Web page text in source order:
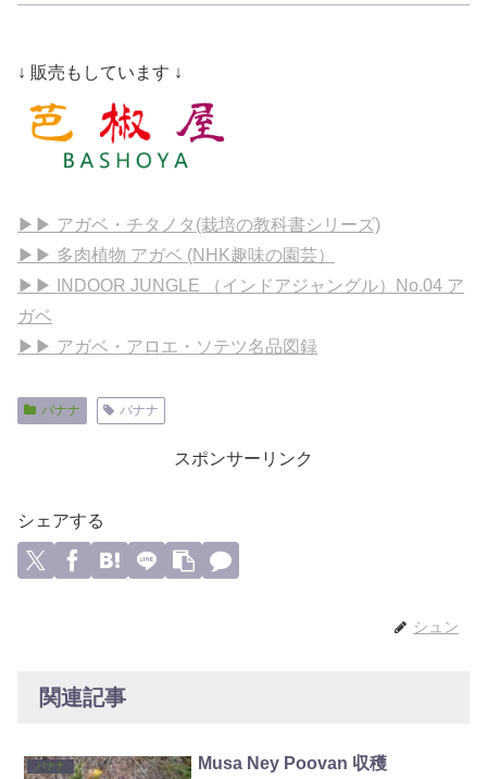
↓ 販売もしています ↓
▶▶ アガベ・チタノタ(栽培の教科書シリーズ)
▶▶ 多肉植物 アガベ (NHK趣味の園芸）
▶▶ INDOOR JUNGLE （インドアジャングル）No.04 ア
ガベ
▶▶ アガベ・アロエ・ソテツ名品図録
バナナ バナナ
スポンサーリンク
シェアする
シュン
関連記事
バナナ Musa Ney Poovan 収穫